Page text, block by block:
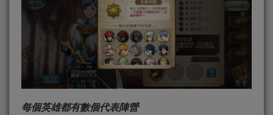
每個英雄都有數個代表陣營